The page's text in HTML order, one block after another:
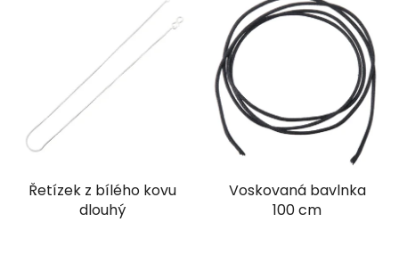
Řetízek z bílého kovu
dlouhý
Voskovaná bavlnka
100 cm